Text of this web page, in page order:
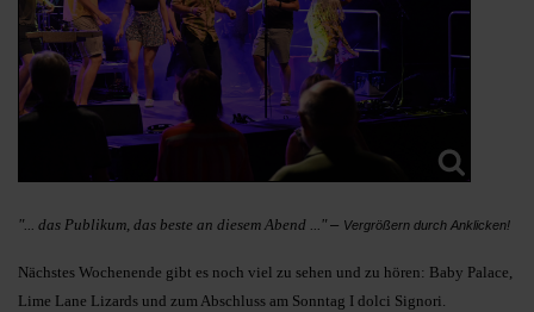
"... das Publikum, das beste an diesem Abend ..." – Vergrößern durch Anklicken!
Nächstes Wochenende gibt es noch viel zu sehen und zu hören: Baby Palace,
Lime Lane Lizards und zum Abschluss am Sonntag I dolci Signori.